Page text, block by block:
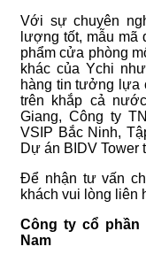
Với sự chuyên
lượng tốt, mẫu mã
phẩm cửa phòng
khác của Ychi
hàng tin tưởng lựa
trên khắp cả
Giang, Công ty
VSIP Bắc Ninh,
Dự án BIDV
Để nhận tư vấn
khách vui lòng liên
Công ty cổ phần
Nam